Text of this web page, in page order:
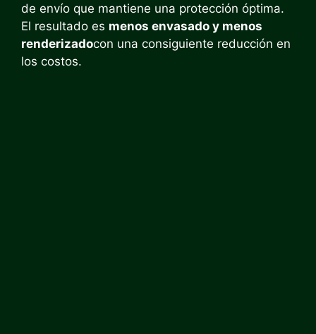
de envío que mantiene una protección óptima.
El resultado es menos envasado y menos
renderizadocon una consiguiente reducción en
los costos.